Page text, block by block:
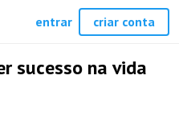
sucesso na vida
entrar criar conta